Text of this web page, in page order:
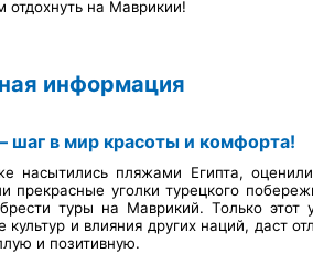
на Маврикии!
информация
шаг в мир красоты и комфорта!
насытились пляжами Египта,
прекрасные уголки турецкого
туры на Маврикий. Только
культур и влияния других наций, даст
и позитивную.